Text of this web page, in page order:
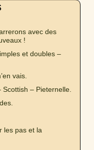
avec des
!
et doubles –
vais.
– Pieternelle.
les pas et la